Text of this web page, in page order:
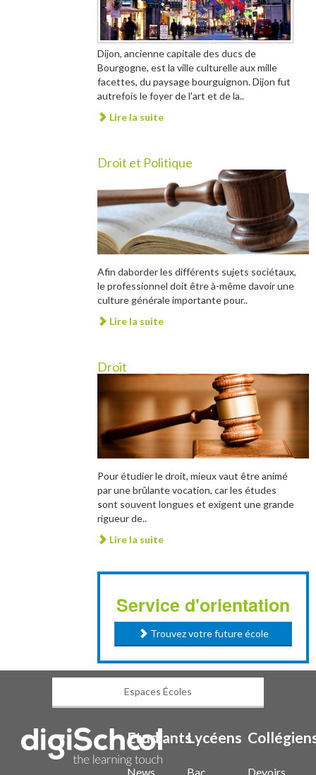
Dijon, ancienne capitale des ducs de
Bourgogne, est la ville culturelle aux mille
facettes, du paysage bourguignon. Dijon fut
autrefois le foyer de l'art et de la..
Lire la suite
Droit et Politique
Afin daborder les différents sujets sociétaux,
le professionnel doit être à-même davoir une
culture générale importante pour..
Lire la suite
Droit
Pour étudier le droit, mieux vaut être animé
par une brûlante vocation, car les études
sont souvent longues et exigent une grande
rigueur de..
Lire la suite
Service d'orientation
Trouvez votre future école
Espaces Écoles
Etudiants
News
Lycéens
Bac Devoirs